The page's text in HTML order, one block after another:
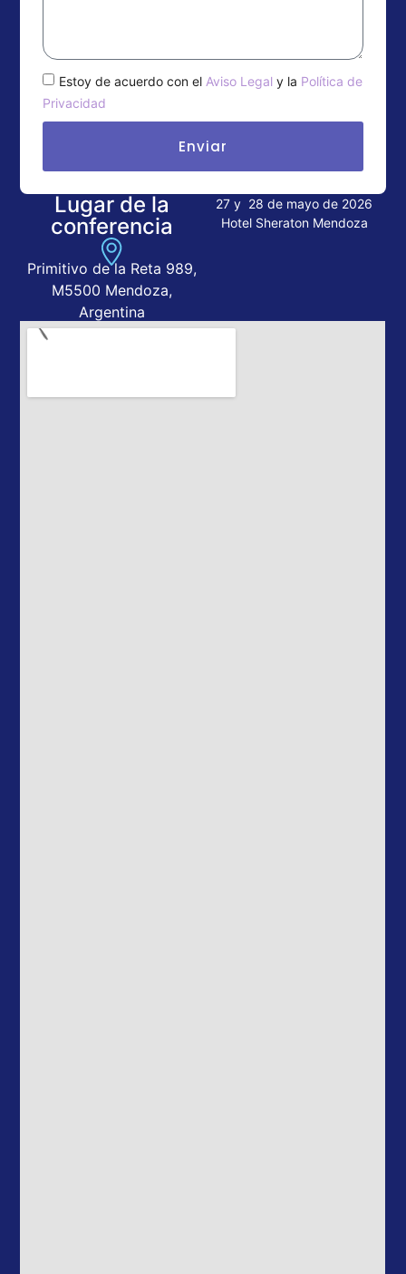
Lugar de la
conferencia
Primitivo de la Reta 989,
M5500 Mendoza,
Argentina
27 y 28 de mayo de 2026
Hotel Sheraton Mendoza
Estoy de acuerdo con elAviso Legaly la Política de
Privacidad
Enviar